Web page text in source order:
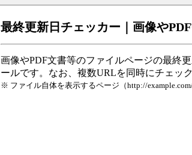
最終更新日チェッカー｜画像や
画像やPDF文書等のファイルページの最終
ールです。なお、複数URLを同時にチェッ
※ ファイル自体を表示するページ（http://